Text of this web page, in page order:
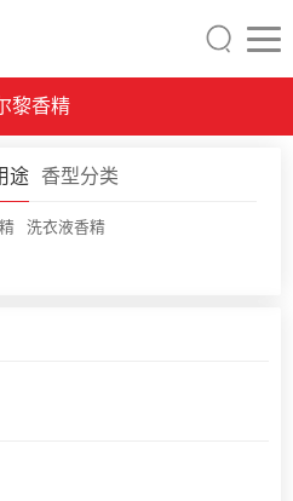
黎香精
途 香型分类
洗衣液香精